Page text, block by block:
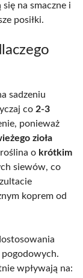
na smaczne i
posiłki.
sadzeniu
co 2-3
ponieważ
zioła
o krótkim
siewów, co
koprem od
wpływają na: